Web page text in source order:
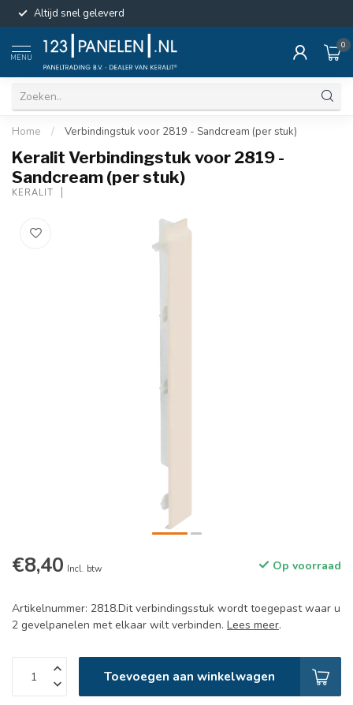
Altijd snel geleverd
MENU
0
Home / Verbindingstuk voor 2819 - Sandcream (per stuk)
Keralit Verbindingstuk voor 2819 -
Sandcream (per stuk)
KERALIT
€8,40 Incl. btw Op voorraad
Artikelnummer: 2818.Dit verbindingsstuk wordt toegepast waar u
2 gevelpanelen met elkaar wilt verbinden. Lees meer.
Toevoegen aan winkelwagen